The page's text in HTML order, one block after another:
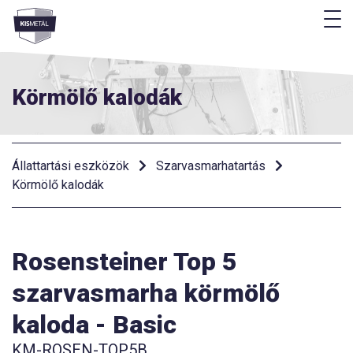
Menü
Körmölő kalodák
Állattartási eszközök
Szarvasmarhatartás
Körmölő kalodák
Rosensteiner Top 5
szarvasmarha körmölő
kaloda - Basic